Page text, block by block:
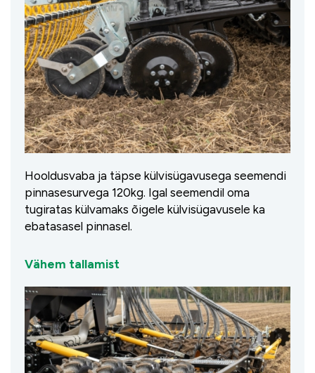
Hooldusvaba ja täpse külvisügavusega seemendi
pinnasesurvega 120kg. Igal seemendil oma
tugiratas külvamaks õigele külvisügavusele ka
ebatasasel pinnasel.
Vähem tallamist